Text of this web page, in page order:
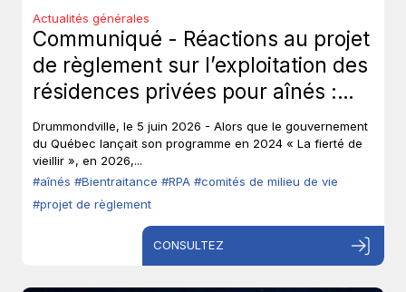
Actualités générales
Communiqué - Réactions au projet
de règlement sur l’exploitation des
résidences privées pour aînés :
Les aînés ont-ils toujours leur droit
de parole?
Drummondville, le 5 juin 2026 - Alors que le gouvernement
du Québec lançait son programme en 2024 « La fierté de
vieillir », en 2026,...
#aînés #Bientraitance #RPA #comités de milieu de vie
#projet de règlement
CONSULTEZ